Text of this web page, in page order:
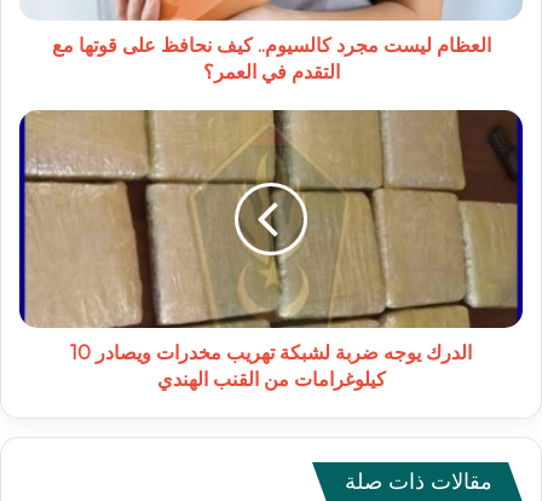
مع
التقدمالعظام ليست مجرد كالسيوم.. كيف نحافظ على قوتها مع
التقدم في العمر؟
الدرك
يوجه
ضربة
لشبكة
كيلوغرامات
الدرك يوجه ضربة لشبكة تهريب مخدرات ويصادر 10
كيلوغرامات من القنب الهندي
مقالات ذات صلة